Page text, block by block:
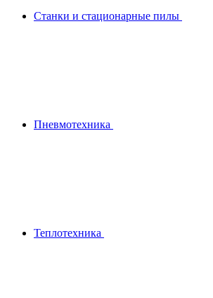
Станки и стационарные пилы
Пневмотехника
Теплотехника